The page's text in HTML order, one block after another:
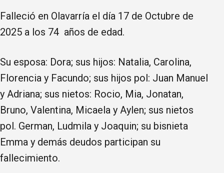
Falleció en Olavarría el día 17 de Octubre de
2025 a los 74 años de edad.
Su esposa: Dora; sus hijos: Natalia, Carolina,
Florencia y Facundo; sus hijos pol: Juan Manuel
y Adriana; sus nietos: Rocio, Mia, Jonatan,
Bruno, Valentina, Micaela y Aylen; sus nietos
pol. German, Ludmila y Joaquin; su bisnieta
Emma y demás deudos participan su
fallecimiento.